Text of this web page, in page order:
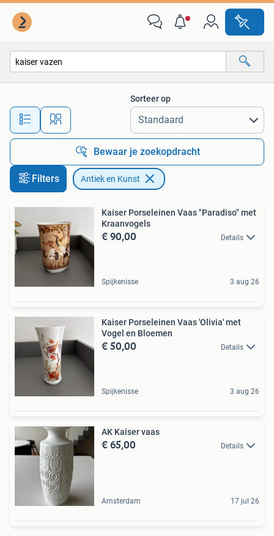
Alle afstanden…
Sorteer op
Bewaar je zoekopdracht
Filters Antiek en Kunst
Kaiser Porseleinen Vaas "Paradiso" met
Kraanvogels
€ 90,00 Details
Spijkenisse 3 aug 26
Kaiser Porseleinen Vaas 'Olivia' met
Vogel en Bloemen
€ 50,00 Details
Spijkenisse 3 aug 26
AK Kaiser vaas
€ 65,00 Details
Amsterdam 17 jul 26